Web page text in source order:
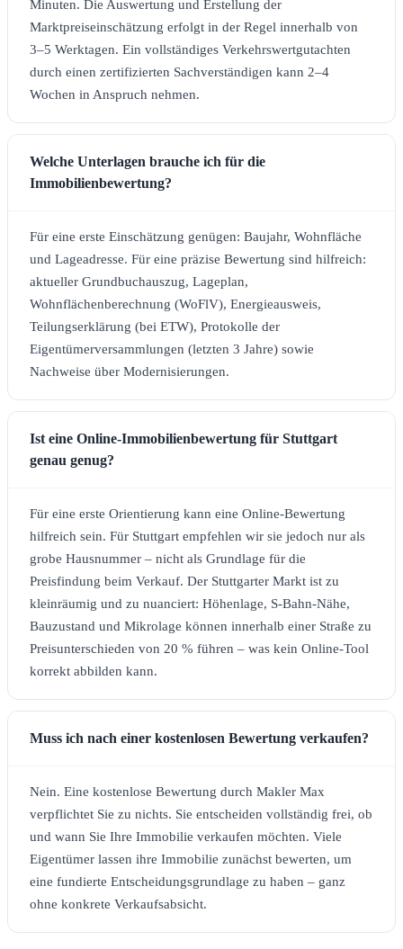
Minuten. Die Auswertung und Erstellung der
Marktpreiseinschätzung erfolgt in der Regel innerhalb von
3–5 Werktagen. Ein vollständiges Verkehrswertgutachten
durch einen zertifizierten Sachverständigen kann 2–4
Wochen in Anspruch nehmen.
Welche Unterlagen brauche ich für die
Immobilienbewertung?
Für eine erste Einschätzung genügen: Baujahr, Wohnfläche
und Lageadresse. Für eine präzise Bewertung sind hilfreich:
aktueller Grundbuchauszug, Lageplan,
Wohnflächenberechnung (WoFlV), Energieausweis,
Teilungserklärung (bei ETW), Protokolle der
Eigentümerversammlungen (letzten 3 Jahre) sowie
Nachweise über Modernisierungen.
Ist eine Online-Immobilienbewertung für Stuttgart
genau genug?
Für eine erste Orientierung kann eine Online-Bewertung
hilfreich sein. Für Stuttgart empfehlen wir sie jedoch nur als
grobe Hausnummer – nicht als Grundlage für die
Preisfindung beim Verkauf. Der Stuttgarter Markt ist zu
kleinräumig und zu nuanciert: Höhenlage, S-Bahn-Nähe,
Bauzustand und Mikrolage können innerhalb einer Straße zu
Preisunterschieden von 20 % führen – was kein Online-Tool
korrekt abbilden kann.
Muss ich nach einer kostenlosen Bewertung verkaufen?
Nein. Eine kostenlose Bewertung durch Makler Max
verpflichtet Sie zu nichts. Sie entscheiden vollständig frei, ob
und wann Sie Ihre Immobilie verkaufen möchten. Viele
Eigentümer lassen ihre Immobilie zunächst bewerten, um
eine fundierte Entscheidungsgrundlage zu haben – ganz
ohne konkrete Verkaufsabsicht.